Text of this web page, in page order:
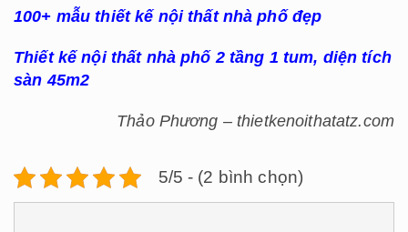
100+ mẫu thiết kế nội thất nhà phố đẹp
Thiết kế nội thất nhà phố 2 tầng 1 tum, diện tích
sàn 45m2
Thảo Phương – thietkenoithatatz.com
5/5 - (2 bình chọn)